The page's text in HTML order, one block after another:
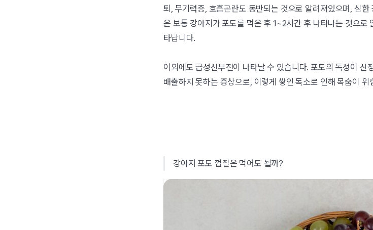
퇴, 무기력증, 호흡곤란도 동반되는 것으로 알려져있으며, 심
은 보통 강아지가 포도를 먹은 후 1~2시간 후 나타나는 것으로
타납니다.
이외에도 급성신부전이 나타날 수 있습니다. 포도의 독성이 신
배출하지 못하는 증상으로, 이렇게 쌓인 독소로 인해 목숨이 위
강아지 포도 껍질은 먹어도 될까?